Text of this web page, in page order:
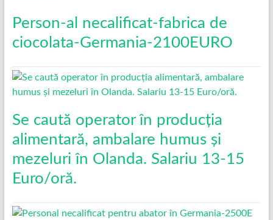
Person-al necalificat-fabrica de
ciocolata-Germania-2100EURO
Se caută operator în producția
alimentară, ambalare humus și
mezeluri în Olanda. Salariu 13-15
Euro/oră.